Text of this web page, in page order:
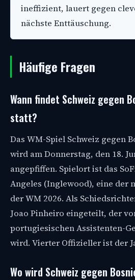
ineffizient, lauert gegen
nächste Enttäuschung.
Häufige Fragen
Wann findet Schweiz gegen
statt?
Das WM-Spiel Schweiz gegen
wird am Donnerstag, den 18.
angepfiffen. Spielort ist das
Angeles (Inglewood), eine der
der WM 2026. Als
Joao Pinheiro eingeteilt, der
portugiesischen Assistenten-
wird. Vierter Offizieller ist der
Wo wird Schweiz gegen